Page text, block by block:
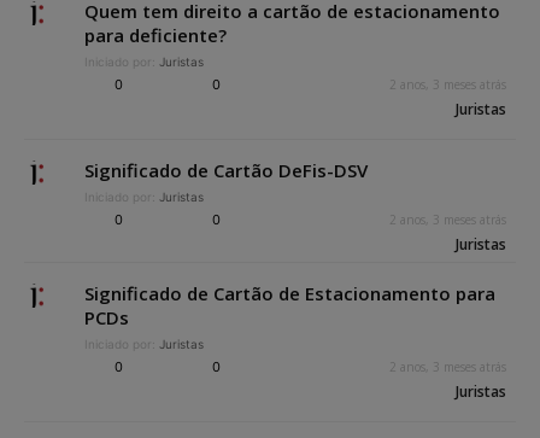
Quem tem direito a cartão de estacionamento
para deficiente?
Iniciado por: Juristas
0 0 2 anos, 3 meses atrás
Juristas
Significado de Cartão DeFis-DSV
Iniciado por: Juristas
0 0 2 anos, 3 meses atrás
Juristas
Significado de Cartão de Estacionamento para
PCDs
Iniciado por: Juristas
0 0 2 anos, 3 meses atrás
Juristas